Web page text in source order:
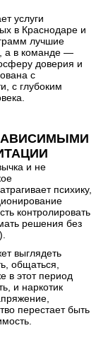
услуги
в Краснодаре и
лучшие
а в команде —
доверия и
с
с глубоким
и не
психику,
контролировать
решения без
выглядеть
общаться,
в этот период
и наркотик
перестает быть